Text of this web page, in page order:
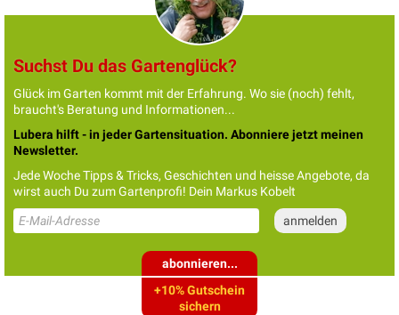
Suchst Du das Gartenglück?
Glück im Garten kommt mit der Erfahrung. Wo sie (noch) fehlt,
braucht's Beratung und Informationen...
Lubera hilft - in jeder Gartensituation. Abonniere jetzt meinen
Newsletter.
Jede Woche Tipps & Tricks, Geschichten und heisse Angebote, da
wirst auch Du zum Gartenprofi! Dein Markus Kobelt
abonnieren...
+10% Gutschein
sichern